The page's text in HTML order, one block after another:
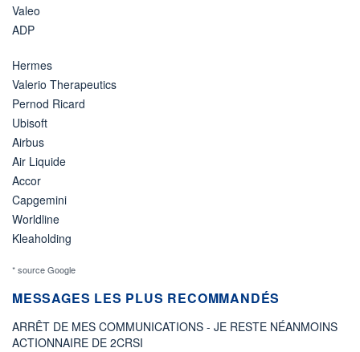
Valeo
ADP
Hermes
Valerio Therapeutics
Pernod Ricard
Ubisoft
Airbus
Air Liquide
Accor
Capgemini
Worldline
Kleaholding
* source Google
MESSAGES LES PLUS RECOMMANDÉS
ARRÊT DE MES COMMUNICATIONS - JE RESTE NÉANMOINS
ACTIONNAIRE DE 2CRSI